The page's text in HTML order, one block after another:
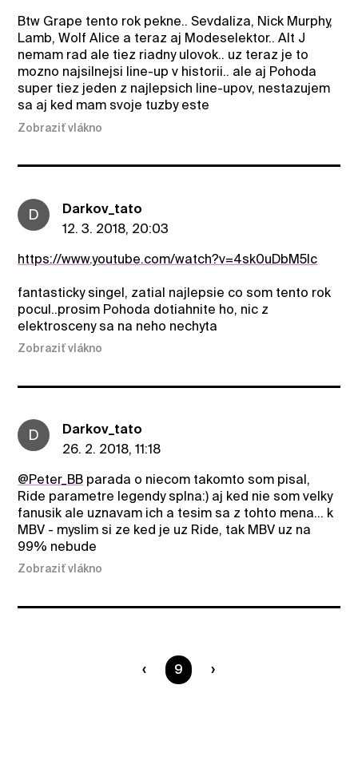
Btw Grape tento rok pekne.. Sevdaliza, Nick Murphy,
Lamb, Wolf Alice a teraz aj Modeselektor.. Alt J
nemam rad ale tiez riadny ulovok.. uz teraz je to
mozno najsilnejsi line-up v historii.. ale aj Pohoda
super tiez jeden z najlepsich line-upov, nestazujem
sa aj ked mam svoje tuzby este
Zobraziť vlákno
D
Darkov_tato
12. 3. 2018, 20:03
https://www.youtube.com/watch?v=4sk0uDbM5lc
fantasticky singel, zatial najlepsie co som tento rok
pocul..prosim Pohoda dotiahnite ho, nic z
elektrosceny sa na neho nechyta
Zobraziť vlákno
D
Darkov_tato
26. 2. 2018, 11:18
@Peter_BB parada o niecom takomto som pisal,
Ride parametre legendy splna:) aj ked nie som velky
fanusik ale uznavam ich a tesim sa z tohto mena... k
MBV - myslim si ze ked je uz Ride, tak MBV uz na
99% nebude
Zobraziť vlákno
Ste na strane
9